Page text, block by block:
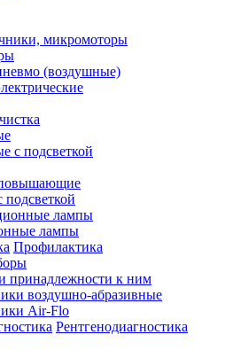
микромоторы
(воздушные)
с подсветкой
подсветкой
лампы
Профилактика
принадлежности к ним
воздушно-абразивные
Air-Flo
Рентгенодиагностика